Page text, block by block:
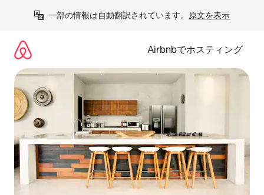
一部の情報は自動翻訳されています。 原文を表示
Airbnbでホスティング